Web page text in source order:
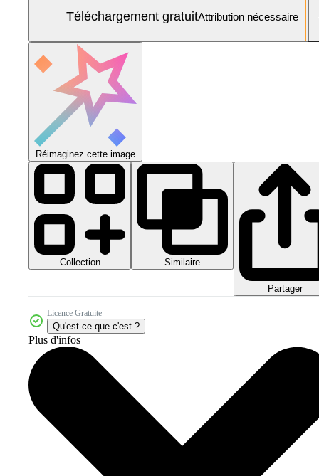
Téléchargement gratuitAttribution nécessaire
Réimaginez cette image
Collection Similaire
Partager
Licence Gratuite
Qu'est-ce que c'est ?
Plus d'infos